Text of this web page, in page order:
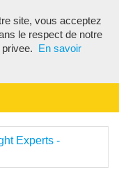
Experts -
site, vous acceptez
le respect de notre
En savoir